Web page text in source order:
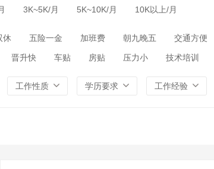
3K~5K/月 5K~10K/月 10K以上/月
休 五险一金 加班费 朝九晚五 交通方便
晋升快 车贴 房贴 压力小 技术培训
工作性质 学历要求 工作经验